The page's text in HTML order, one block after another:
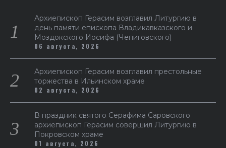
Архиепископ Герасим возглавил Литургию в
день памяти епископа Владикавказского и
Моздокского Иосифа (Чепиговского)
06 августа, 2026
Архиепископ Герасим возглавил престольные
торжества в Ильинском храме
02 августа, 2026
В праздник святого Серафима Саровского
архиепископ Герасим совершил Литургию в
Покровском храме
01 августа, 2026